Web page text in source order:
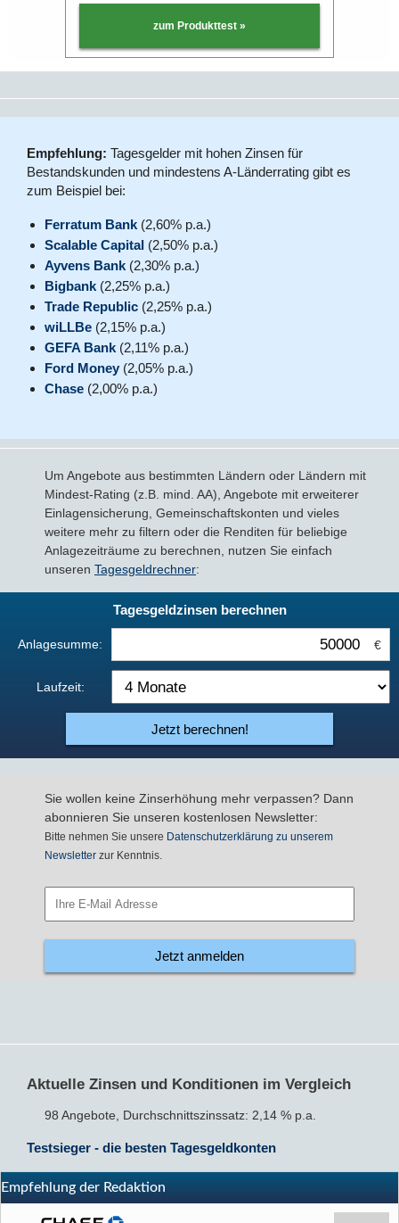
zum Produkttest »
Empfehlung: Tagesgelder mit hohen Zinsen für
Bestandskunden und mindestens A-Länderrating gibt es
zum Beispiel bei:
Ferratum Bank (2,60% p.a.)
Scalable Capital (2,50% p.a.)
Ayvens Bank (2,30% p.a.)
Bigbank (2,25% p.a.)
Trade Republic (2,25% p.a.)
wiLLBe (2,15% p.a.)
GEFA Bank (2,11% p.a.)
Ford Money (2,05% p.a.)
Chase (2,00% p.a.)
Um Angebote aus bestimmten Ländern oder Ländern mit
Mindest-Rating (z.B. mind. AA), Angebote mit erweiterer
Einlagensicherung, Gemeinschaftskonten und vieles
weitere mehr zu filtern oder die Renditen für beliebige
Anlagezeiträume zu berechnen, nutzen Sie einfach
unseren Tagesgeldrechner:
Tagesgeldzinsen berechnen
Anlagesumme: €
Laufzeit:
Jetzt berechnen!
Sie wollen keine Zinserhöhung mehr verpassen? Dann
abonnieren Sie unseren kostenlosen Newsletter:
Bitte nehmen Sie unsere Datenschutzerklärung zu unserem
Newsletter zur Kenntnis.
Jetzt anmelden
Aktuelle Zinsen und Konditionen im Vergleich
98 Angebote, Durchschnittszinssatz: 2,14 % p.a.
Testsieger - die besten Tagesgeldkonten
Empfehlung der Redaktion